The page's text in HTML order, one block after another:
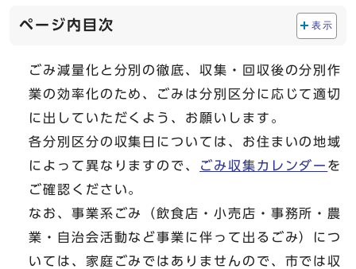
ページ内目次 表示
ごみ減量化と分別の徹底、収集・回収後の分別作
業の効率化のため、ごみは分別区分に応じて適切
に出していただくよう、お願いします。
各分別区分の収集日については、お住まいの地域
によって異なりますので、
ごみ収集カレンダー を
ご確認ください。
なお、事業系ごみ（飲食店・小売店・事務所・農
業・自治会活動など事業に伴って出るごみ）につ
いては、家庭ごみではありませんので、市では収